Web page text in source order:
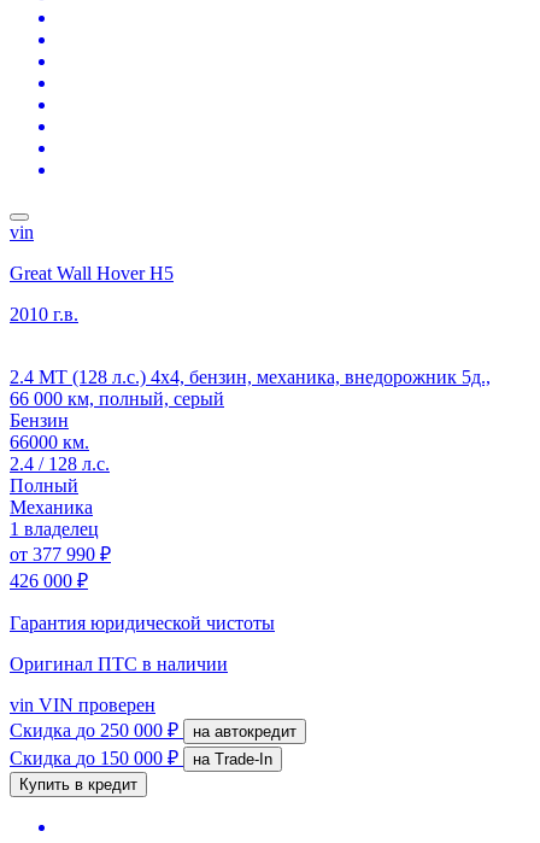
vin
Great Wall Hover H5
2010 г.в.
2.4 MT (128 л.с.) 4x4, бензин, механика, внедорожник 5д.,
66 000 км, полный, серый
Бензин
66000 км.
2.4 / 128 л.с.
Полный
Механика
1 владелец
от 377 990 ₽
426 000 ₽
Гарантия юридической чистоты
Оригинал ПТС в наличии
vin VIN проверен
Скидка до 250 000 ₽ на автокредит
Скидка до 150 000 ₽
на Trade-In
Купить в кредит